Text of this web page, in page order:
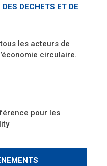
DECHETS ET DE
les acteurs de
circulaire.
pour les